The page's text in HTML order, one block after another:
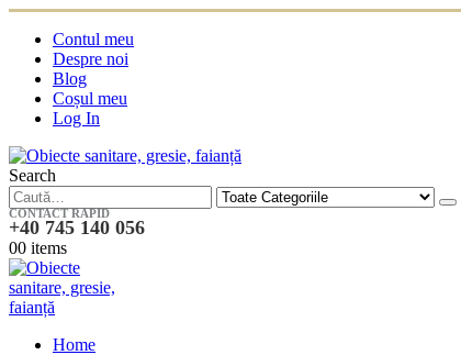
Contul meu
Despre noi
Blog
Coșul meu
Log In
Search
CONTACT RAPID
+40 745 140 056
00 items
Home